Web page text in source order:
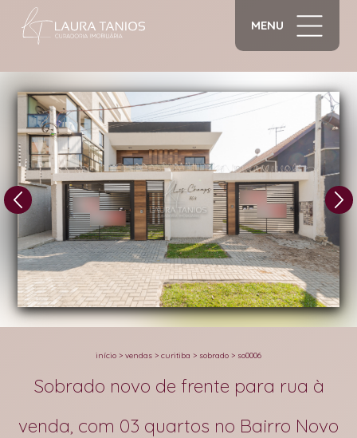
MENU
início > vendas > curitiba > sobrado > so0006
Sobrado novo de frente para rua à
venda, com 03 quartos no Bairro Novo